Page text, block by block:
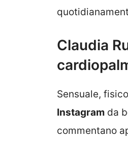
Claudia
Sensuale,
Instagram da
commentano